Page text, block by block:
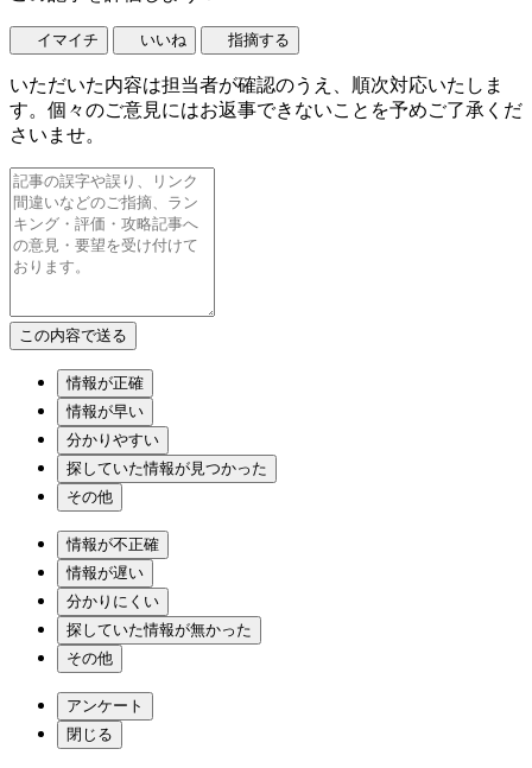
イマイチ いいね 指摘する
いただいた内容は担当者が確認のうえ、順次対応いたしま
す。個々のご意見にはお返事できないことを予めご了承くだ
さいませ。
情報が正確
情報が早い
分かりやすい
探していた情報が見つかった
その他
情報が不正確
情報が遅い
分かりにくい
探していた情報が無かった
その他
アンケート
閉じる